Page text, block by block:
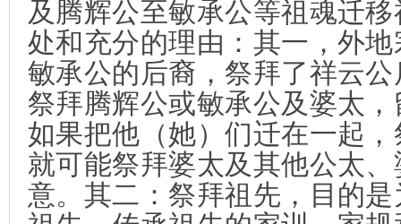
及腾辉公至敏承公等祖魂迁
处和充分的理由：其一，外
敏承公的后裔，祭拜了祥云
祭拜腾辉公或敏承公及婆太
如果把他（她）们迁在一起
就可能祭拜婆太及其他公太
意。其二：祭拜祖先，目的